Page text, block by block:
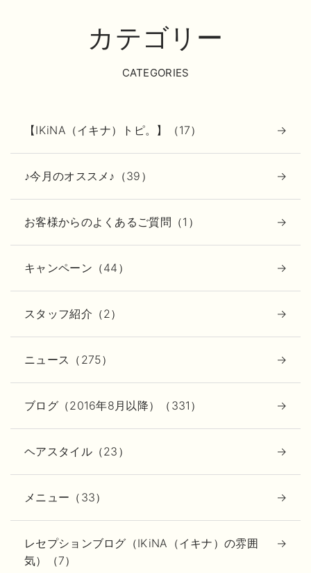
カテゴリー
CATEGORIES
【IKiNA（イキナ）トピ。】（17）
♪今月のオススメ♪（39）
お客様からのよくあるご質問（1）
キャンペーン（44）
スタッフ紹介（2）
ニュース（275）
ブログ（2016年8月以降）（331）
ヘアスタイル（23）
メニュー（33）
レセプションブログ（IKiNA（イキナ）の雰囲
気）（7）